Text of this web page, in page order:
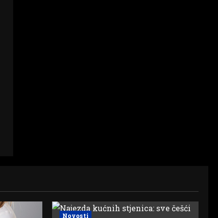
Novosti